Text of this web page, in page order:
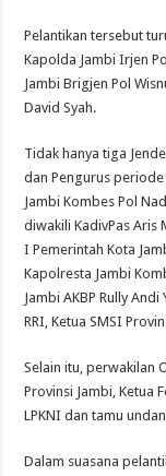
Pelantikan tersebut
Kapolda Jambi Irjen
Jambi Brigjen Pol
David Syah.
Tidak hanya tiga
dan Pengurus
Jambi Kombes Pol
diwakili KadivPas Aris
I Pemerintah Kota
Kapolresta Jambi
Jambi AKBP Rully
RRI, Ketua SMSI
Selain itu, perwakilan
Provinsi Jambi, Ketua
LPKNI dan tamu
Dalam suasana